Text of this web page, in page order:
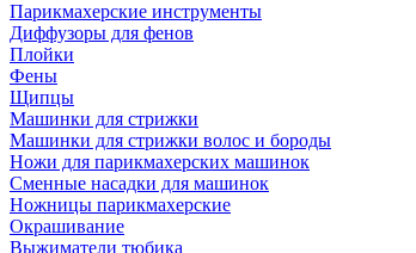
Парикмахерские инструменты
Диффузоры для фенов
Плойки
Фены
Щипцы
Машинки для стрижки
Машинки для стрижки волос и бороды
Ножи для парикмахерских машинок
Сменные насадки для машинок
Ножницы парикмахерские
Окрашивание
Выжиматели тюбика